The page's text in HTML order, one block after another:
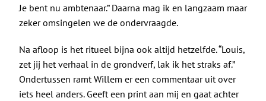
Je bent nu ambtenaar.” Daarna mag ik en langzaam maar
zeker omsingelen we de ondervraagde.
Na afloop is het ritueel bijna ook altijd hetzelfde. “Louis,
zet jij het verhaal in de grondverf, lak ik het straks af.”
Ondertussen ramt Willem er een commentaar uit over
iets heel anders. Geeft een print aan mij en gaat achter